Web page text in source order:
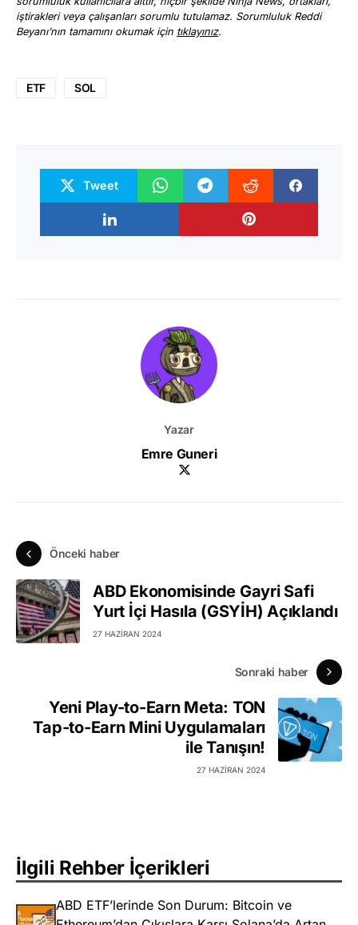
iştirakleri veya çalışanları sorumlu tutulamaz. Sorumluluk Reddi
Beyanı’nın tamamını okumak için tıklayınız.
ETF SOL
Tweet
Yazar
Emre Guneri
Önceki haber
ABD Ekonomisinde Gayri Safi
Yurt İçi Hasıla (GSYİH) Açıklandı
27 HAZIRAN 2024
Sonraki haber
Yeni Play-to-Earn Meta: TON
Tap-to-Earn Mini Uygulamaları
ile Tanışın!
27 HAZIRAN 2024
İlgili Rehber İçerikleri
ABD ETF’lerinde Son Durum: Bitcoin ve